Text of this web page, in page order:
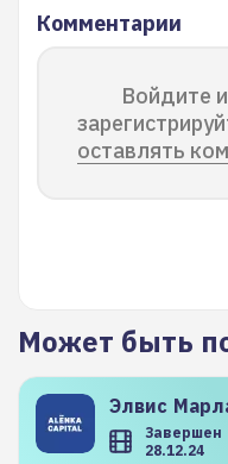
Комментарии
Войдите
оставлять
Может быть
Элвис
Завершен
28.12.24